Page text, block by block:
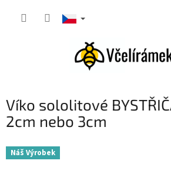
Víko sololitové
2cm nebo 3cm
Náš Výrobek